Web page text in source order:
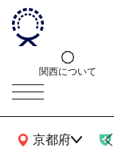
関西について
京都府
関西広域MAP